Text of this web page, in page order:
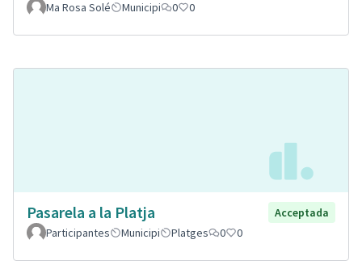
Ma Rosa Solé Municipi 0 0
Pasarela a la Platja
Acceptada
Participantes
Municipi Platges 0 0